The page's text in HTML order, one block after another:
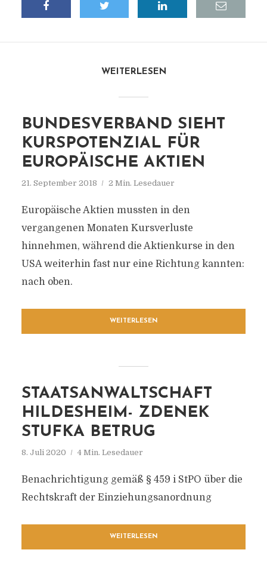
WEITERLESEN
BUNDESVERBAND SIEHT
KURSPOTENZIAL FÜR
EUROPÄISCHE AKTIEN
21. September 2018 2 Min. Lesedauer
Europäische Aktien mussten in den
vergangenen Monaten Kursverluste
hinnehmen, während die Aktienkurse in den
USA weiterhin fast nur eine Richtung kannten:
nach oben.
WEITERLESEN
STAATSANWALTSCHAFT
HILDESHEIM- ZDENEK
STUFKA BETRUG
8. Juli 2020 4 Min. Lesedauer
Benachrichtigung gemäß § 459 i StPO über die
Rechtskraft der Einziehungsanordnung
WEITERLESEN